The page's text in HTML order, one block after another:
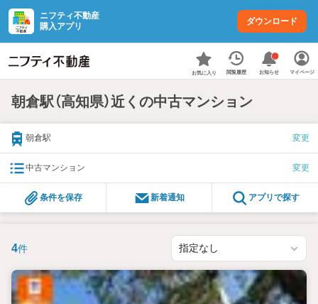
ニフティ不動産
購入アプリ
ダウンロード
お気に入り 閲覧履歴 お知らせ マイページ
朝倉駅（高知県）近くの中古マンション
朝倉駅 変更
中古マンション 変更
条件を保存 新着通知 アプリで探す
4件